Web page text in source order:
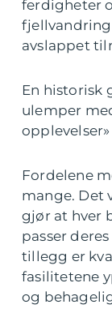
ferdigheter
avslappet
En historisk
ulemper
opplevelser»
Fordelene
mange. Det
gjør at hver
passer
tillegg er
fasilitetene
og